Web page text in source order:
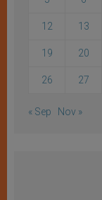
12 13
19 20
26 27
« Sep Nov »